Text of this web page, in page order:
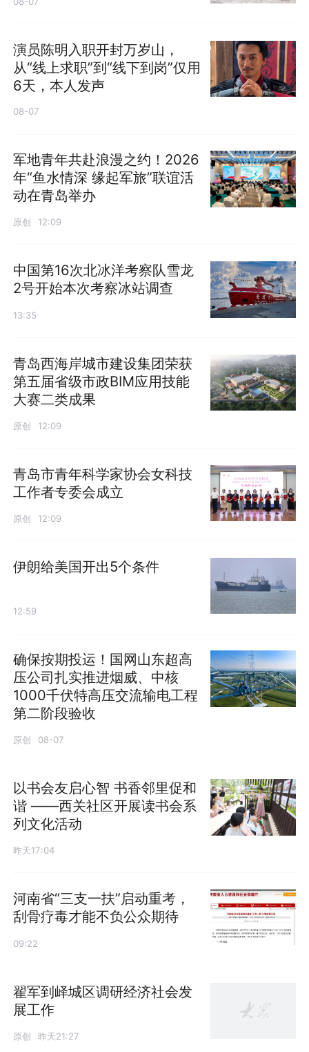
演员陈明入职开封万岁山，
从“线上求职”到“线下到岗”仅用
6天，本人发声
08-07
军地青年共赴浪漫之约！2026
年“鱼水情深 缘起军旅”联谊活
动在青岛举办
原创 12:09
中国第16次北冰洋考察队雪龙
2号开始本次考察冰站调查
13:35
青岛西海岸城市建设集团荣获
第五届省级市政BIM应用技能
大赛二类成果
原创 12:09
青岛市青年科学家协会女科技
工作者专委会成立
原创 12:09
伊朗给美国开出5个条件
12:59
确保按期投运！国网山东超高
压公司扎实推进烟威、中核
1000千伏特高压交流输电工程
第二阶段验收
原创 08-07
以书会友启心智 书香邻里促和
谐 ——西关社区开展读书会系
列文化活动
昨天17:04
河南省“三支一扶”启动重考，
刮骨疗毒才能不负公众期待
09:22
翟军到峄城区调研经济社会发
展工作
原创 昨天21:27